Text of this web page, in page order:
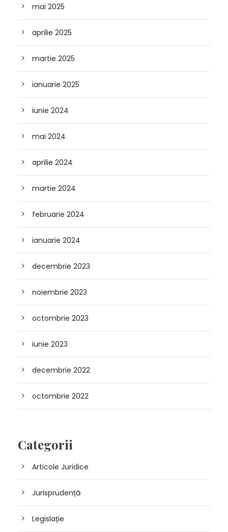
mai 2025
aprilie 2025
martie 2025
ianuarie 2025
iunie 2024
mai 2024
aprilie 2024
martie 2024
februarie 2024
ianuarie 2024
decembrie 2023
noiembrie 2023
octombrie 2023
iunie 2023
decembrie 2022
octombrie 2022
Categorii
Articole Juridice
Jurisprudență
Legislație